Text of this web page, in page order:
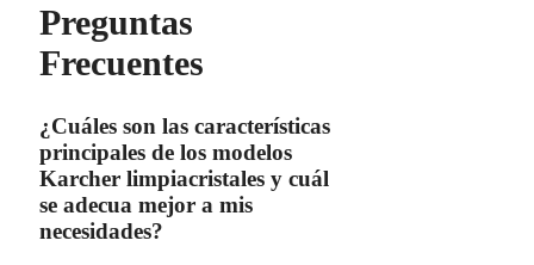
Preguntas
Frecuentes
¿Cuáles son las características
principales de los modelos
Karcher limpiacristales y cuál
se adecua mejor a mis
necesidades?